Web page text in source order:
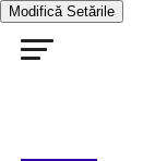
Modifică Setările